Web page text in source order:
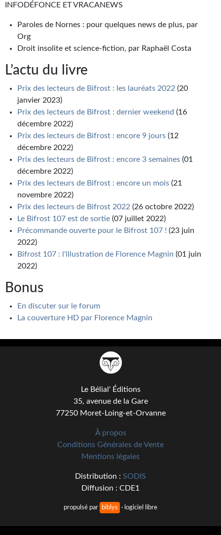
Support technique
INFODÉFONCE ET VRACANEWS
Paroles de Nornes : pour quelques news de plus, par
Org
Droit insolite et science-fiction, par Raphaël Costa
L’actu du livre
Prix des lecteurs de Bifrost : les lauréats 2022 (20
janvier 2023)
Prix des lecteurs de Bifrost : dernier weekend (16
décembre 2022)
Prix des lecteurs de Bifrost : encore 9 jours (12
décembre 2022)
Prix des lecteurs de Bifrost : encore 3 semaines (01
décembre 2022)
Prix des lecteurs de Bifrost : encore un mois (21
novembre 2022)
Prix des lecteurs de Bifrost 2022 (26 octobre 2022)
Le Bifrost 107 est de sortie (07 juillet 2022)
Précommande ouverte pour le Bifrost 107 ! (23 juin
2022)
Bifrost 107 : l'illustration de Florence Magnin (01 juin
2022)
Bonus
En discuter sur le forum
La couverture HD par Florence Magnin
Le Bélial' Éditions
35, avenue de la Gare
77250 Moret-Loing-et-Orvanne
À propos
Conditions Générales de Vente
Mentions légales
Distribution : SODIS
Diffusion : CDE1
propulsé par biblys · logiciel libre